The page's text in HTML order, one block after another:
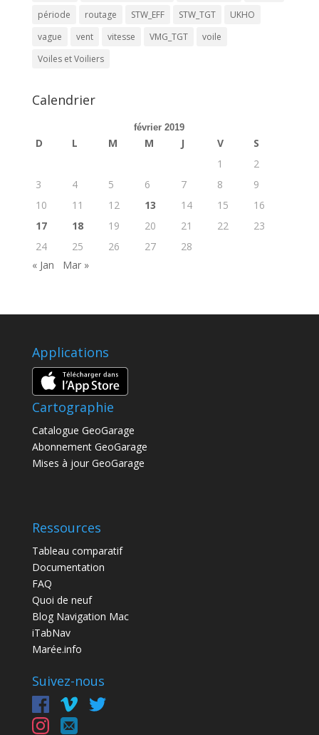
période
routage STW_EFF STW_TGT
UKHO
vague
vent vitesse VMG_TGT
voile
Voiles et Voiliers
Calendrier
février 2019
D L M M J V
S
1
2
3
4 5 6 7 8
9
10
11 12 13 14 15
16
17
18 19 20 21 22
23
24
25 26 27
28
« Jan
Mar »
Applications
Cartographie
Catalogue GeoGarage
Abonnement GeoGarage
Mises à jour GeoGarage
Ressources
Tableau comparatif
Documentation
FAQ
Quoi de neuf
Blog Navigation Mac
iTabNav
Marée.info
Suivez-nous